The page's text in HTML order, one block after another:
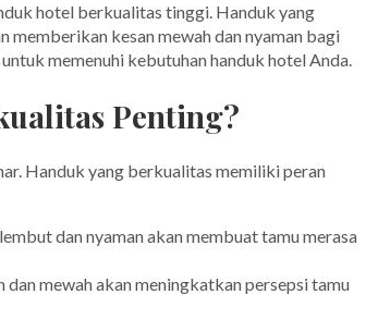
hotel berkualitas tinggi. Handuk yang
memberikan kesan mewah dan nyaman bagi
memenuhi kebutuhan handuk hotel Anda.
Penting?
Handuk yang berkualitas memiliki peran
dan nyaman akan membuat tamu merasa
dan mewah akan meningkatkan persepsi tamu